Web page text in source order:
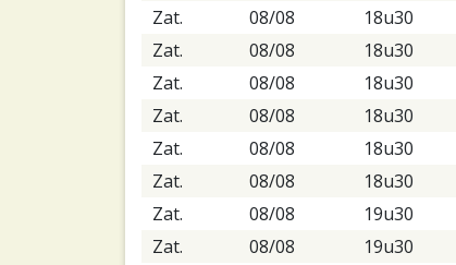
Zat.
08/08 18u30
Zat.
08/08 18u30
Zat.
08/08 18u30
Zat.
08/08 18u30
Zat.
08/08 18u30
Zat.
08/08 18u30
Zat.
08/08 19u30
Zat.
08/08 19u30